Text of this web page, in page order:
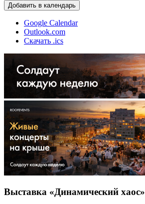
Добавить в календарь
Google Calendar
Outlook.com
Скачать .ics
Выставка «Динамический хаос»